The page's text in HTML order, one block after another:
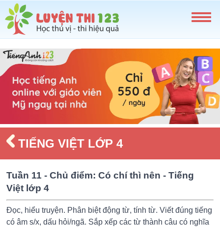
TIẾNG VIỆT LỚP 4
Tuần 11 - Chủ điểm: Có chí thì nên - Tiếng
Việt lớp 4
Đọc, hiểu truyện. Phân biệt động từ, tính từ. Viết đúng tiếng
có âm s/x, dấu hỏi/ngã. Sắp xếp các từ thành câu có nghĩa